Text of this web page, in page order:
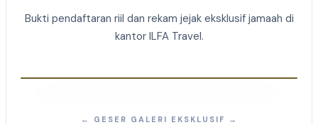
Bukti pendaftaran riil dan rekam jejak eksklusif jamaah di
kantor ILFA Travel.
← GESER GALERI EKSKLUSIF →